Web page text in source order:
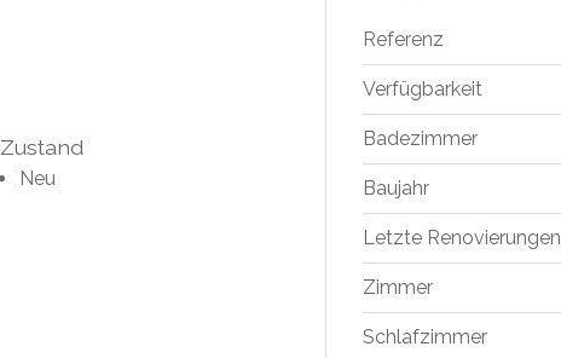
Zustand
Neu
Referenz
Verfügbarkeit
Badezimmer
Baujahr
Letzte Renovierungen
Zimmer
Schlafzimmer